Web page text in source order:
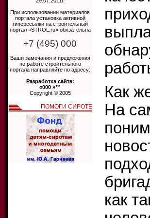
Как
На
как
При использовании материалов
портала установка активной
гиперссылки на строительный
портал «STROL.ru» обязательна
+7 (495) 000
Ваши замечания и предложения
по работе строительного
портала направляйте по адресу:
Разработка сайта:
«000 »™
Copyright © 2005
ПОМОГИ СИРОТЕ